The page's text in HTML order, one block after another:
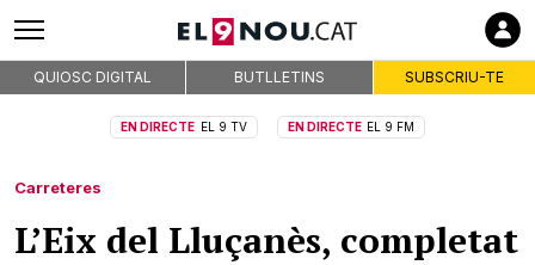
QUIOSC DIGITAL BUTLLETINS SUBSCRIU-TE
EN DIRECTE EL 9 TV EN DIRECTE EL 9 FM
Carreteres
L’Eix del Lluçanès, completat